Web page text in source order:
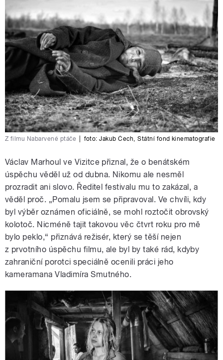
Z filmu Nabarvené ptáče foto:Jakub Čech,Státní fond kinematografie
Václav Marhoul ve Vizitce přiznal, že o benátském
úspěchu věděl už od dubna. Nikomu ale nesměl
prozradit ani slovo. Ředitel festivalu mu to zakázal, a
věděl proč. „Pomalu jsem se připravoval. Ve chvíli, kdy
byl výběr oznámen oficiálně, se mohl roztočit obrovský
kolotoč. Nicméně tajit takovou věc čtvrt roku pro mě
bylo peklo,“ přiznává režisér, který se těší nejen
z prvotního úspěchu filmu, ale byl by také rád, kdyby
zahraniční porotci speciálně ocenili práci jeho
kameramana Vladimíra Smutného.